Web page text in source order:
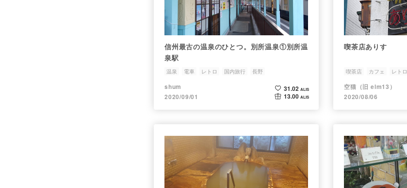
信州最古の温泉のひとつ。別所温泉①別所温
泉駅
温泉 電車 レトロ 国内旅行 長野
shum
2020/09/01
31.02 ALIS
13.00 ALIS
喫茶店ありす
喫茶店 カフェ レトロ
空猫（旧 elm13）
2020/08/06